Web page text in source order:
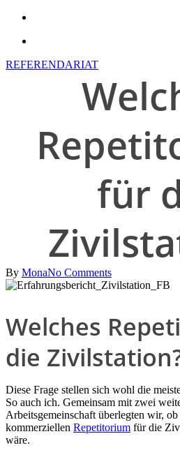
REFERENDARIAT
für
By MonaNo Comments
Welches
die
Diese Frage stellen sich wohl die
So auch ich. Gemeinsam mit zwei
Arbeitsgemeinschaft überlegten wir,
kommerziellen Repetitorium für die
wäre.